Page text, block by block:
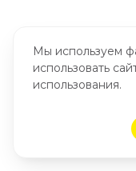
Мы используем
использовать
использования.